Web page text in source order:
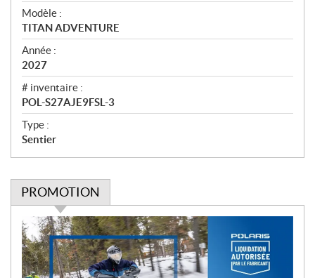
u
Modèle :
TITAN ADVENTURE
Année :
2027
# inventaire :
POL-S27AJE9FSL-3
Type :
Sentier
PROMOTION
P
r
o
m